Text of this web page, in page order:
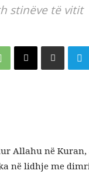
stinëve të vitit
Allahu në Kuran,
në lidhje me